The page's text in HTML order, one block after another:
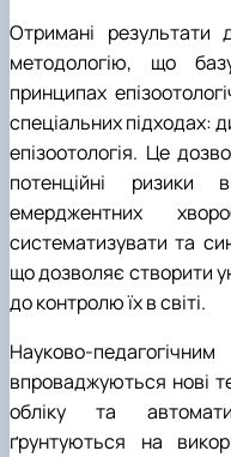
Отримані результати
методологію, що
принципах
спеціальних підходах:
епізоотологія. Це
потенційні ризики
емерджентних
систематизувати та
що дозволяє створити
до контролю їх в світі.
Науково-
впроваджуються нові
обліку та
ґрунтуються на